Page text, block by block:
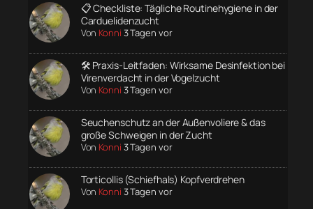
📋 Checkliste: Tägliche Routinehygiene in der
Carduelidenzucht
Von Konni 3 Tagen vor
🛠️ Praxis-Leitfaden: Wirksame Desinfektion bei
Virenverdacht in der Vogelzucht
Von Konni 3 Tagen vor
Seuchenschutz an der Außenvoliere & das
große Schweigen in der Zucht
Von Konni 3 Tagen vor
Torticollis (Schiefhals) Kopfverdrehen
Von Konni 3 Tagen vor